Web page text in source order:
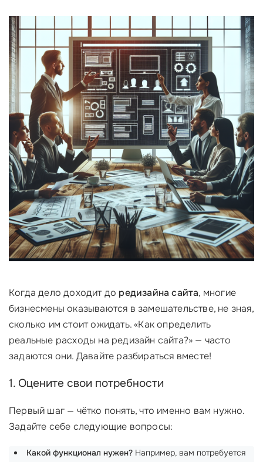
Когда дело доходит до редизайна сайта, многие
бизнесмены оказываются в замешательстве, не зная,
сколько им стоит ожидать. «Как определить
реальные расходы на редизайн сайта?» — часто
задаются они. Давайте разбираться вместе!
1. Оцените свои потребности
Первый шаг — чётко понять, что именно вам нужно.
Задайте себе следующие вопросы:
Какой функционал нужен? Например, вам потребуется